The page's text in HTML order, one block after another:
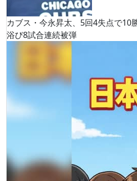
カブス・今永昇太、5回4失点で
浴び8試合連続被弾